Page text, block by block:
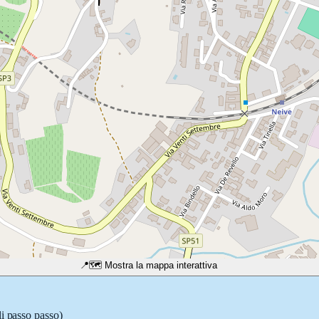
📍🗺️ Mostra la mappa interattiva
passo)